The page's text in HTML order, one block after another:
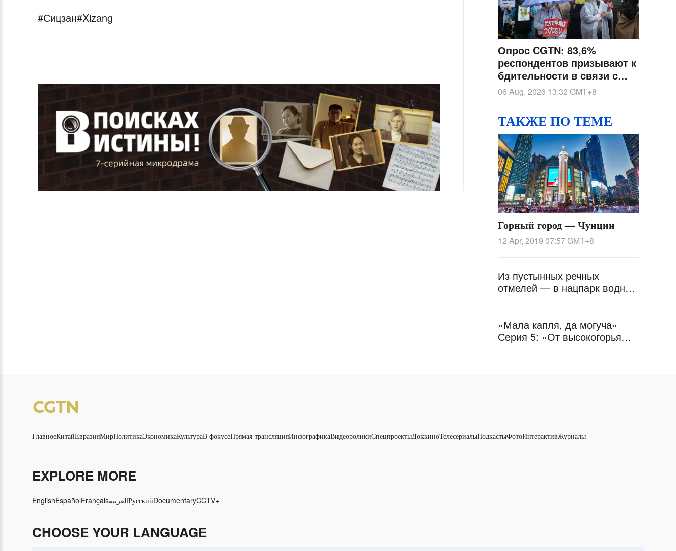
#Сицзан#Xizang
Опрос CGTN: 83,6%
респондентов призывают к
бдительности в связи с
ускоренным военным
развитием Японии под
милитаризма
06 Aug, 2026 13:32 GMT+8
ТАКЖЕ ПО ТЕМЕ
Горный город — Чунцин
12 Apr, 2019 07:57GMT+8
Из пустынных речных
отмелей — в нацпарк водно-
«Мала капля, да могуча»
Серия 5: «От высокогорья
ГлавноеКитайЕвразияМирПолитикаЭкономикаКультураВ фокусеПрямая трансляцияИнфографикаВидеороликиСпецпроектыДоккиноТелесериалыПодкастыФотоИнтерактивЖурналы
EXPLORE MORE
EnglishEspañolFrançaisالعربيةРусскийDocumentaryCCTV+
CHOOSE YOUR LANGUAGE